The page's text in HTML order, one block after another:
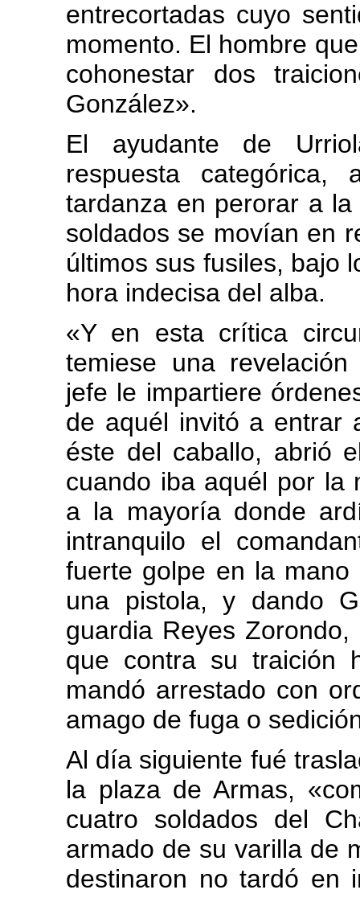
entrecortadas cuyo
momento. El hombre
cohonestar dos
González».
El ayudante de
respuesta
tardanza en perorar a
soldados se movían en
últimos sus fusiles, bajo
hora indecisa del alba.
«Y en esta crítica
temiese una
jefe le impartiere
de aquél invitó a entrar
éste del caballo, abrió
cuando iba aquél por la
a la mayoría donde
intranquilo el
fuerte golpe en la
una pistola, y dando
guardia Reyes
que contra su traición
mandó arrestado con
amago de fuga o
Al día siguiente fué
la plaza de Armas,
cuatro soldados del
armado de su varilla de
destinaron no tardó en